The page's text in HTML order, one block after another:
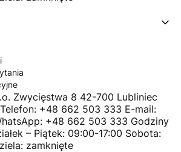
Zwycięstwa 8 42-700 Lubliniec
+48 662 503 333 E-mail:
+48 662 503 333 Godziny
– Piątek: 09:00-17:00 Sobota:
zamknięte